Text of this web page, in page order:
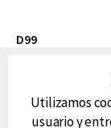
D99
FM Tu
Utilizamos
usuario y